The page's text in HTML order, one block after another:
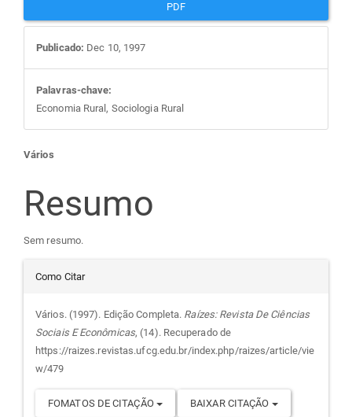
PDF
Publicado: Dec 10, 1997
Palavras-chave:
Economia Rural, Sociologia Rural
Conteúdo
do
artigo
principal
Vários
Resumo
Sem resumo.
Detalhes
do
artigo
Como Citar
Vários. (1997). Edição Completa. Raízes: Revista De Ciências
Sociais E Econômicas, (14). Recuperado de
https://raizes.revistas.ufcg.edu.br/index.php/raizes/article/vie
w/479
FOMATOS DE CITAÇÃO BAIXAR CITAÇÃO